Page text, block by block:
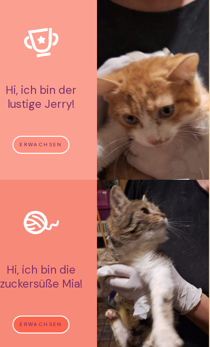
Hi, ich bin der
lustige Jerry!
ERWACHSEN
Hi, ich bin die
zuckersüße Mia!
ERWACHSEN